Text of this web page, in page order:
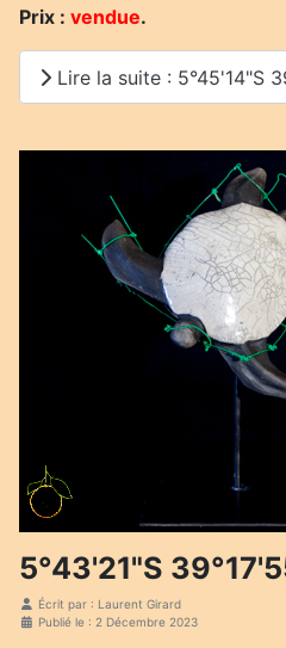
Prix : vendue.
Lire la suite : 5°45'14"S
5°43'21"S
Écrit par : Laurent Girard
Publié le : 2 Décembre 2023